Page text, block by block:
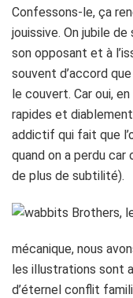
Confessons-le, ça
jouissive. On jubile
son opposant et à
souvent d’accord
le couvert. Car oui,
rapides et
addictif qui fait que
quand on a perdu car
de plus de subtilité).
mécanique, nous
les illustrations sont
d’éternel conflit